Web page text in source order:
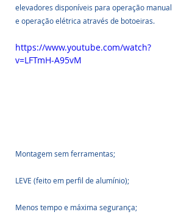
elevadores disponíveis para operação manual
e operação elétrica através de botoeiras.
https://www.youtube.com/watch?
v=LFTmH-A95vM
Montagem sem ferramentas;
LEVE (feito em perfil de alumínio);
Menos tempo e máxima segurança;